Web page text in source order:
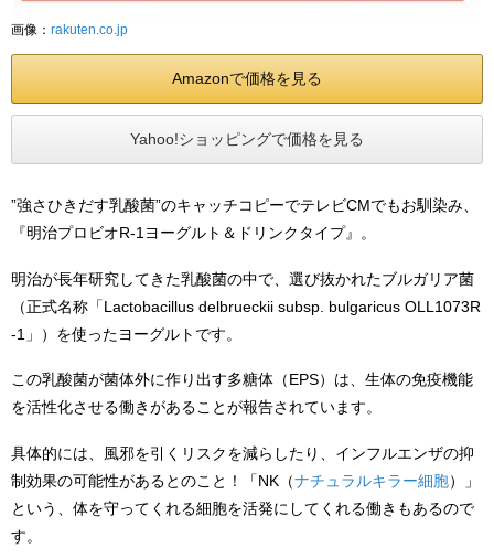
画像： rakuten.co.jp
Amazonで価格を見る
Yahoo!ショッピングで価格を見る
”強さひきだす乳酸菌”のキャッチコピーでテレビCMでもお馴染み、
『明治プロビオR-1ヨーグルト＆ドリンクタイプ』。
明治が長年研究してきた乳酸菌の中で、選び抜かれたブルガリア菌
（正式名称「Lactobacillus delbrueckii subsp. bulgaricus OLL1073R
-1」）を使ったヨーグルトです。
この乳酸菌が菌体外に作り出す多糖体（EPS）は、生体の免疫機能
を活性化させる働きがあることが報告されています。
具体的には、風邪を引くリスクを減らしたり、インフルエンザの抑
制効果の可能性があるとのこと！「NK（ナチュラルキラー細胞）」
という、体を守ってくれる細胞を活発にしてくれる働きもあるので
す。